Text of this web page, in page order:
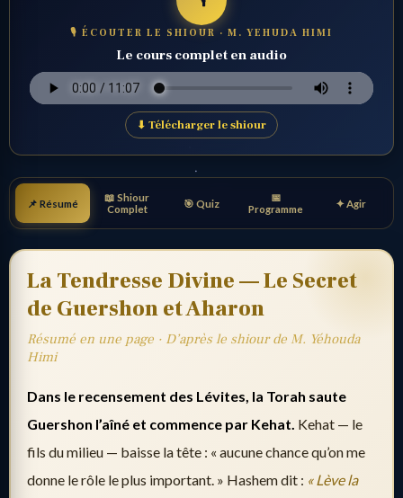
🎙 ÉCOUTER LE SHIOUR · M. YEHUDA HIMI
Le cours complet en audio
⬇ Télécharger le shiour
📌 Résumé
📖 Shiour
Complet
🎯 Quiz
📅
Programme
✦ Agir
La Tendresse Divine — Le Secret
de Guershon et Aharon
Résumé en une page · D’après le shiour de M. Yéhouda
Himi
Dans le recensement des Lévites, la Torah saute
Guershon l’aîné et commence par Kehat. Kehat — le
fils du milieu — baisse la tête : « aucune chance qu’on me
donne le rôle le plus important. » Hashem dit : « Lève la